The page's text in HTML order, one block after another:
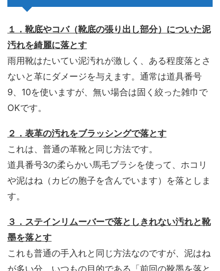
１．靴底やコバ（靴底の張り出し部分）についた泥
汚れを綺麗に落とす
雨用靴はたいてい泥汚れが激しく、ある程度落とさ
ないと革にダメージを与えます。通常は道具番号
9、10を使いますが、無い場合は固く絞った雑巾で
OKです。
２．表革の汚れをブラッシングで落とす
これは、普通の革靴と同じ方法です。
道具番号3の柔らかい馬毛ブラシを使って、ホコリ
や泥はね（カビの胞子を含んでいます）を落としま
す。
３．ステインリムーバーで落としきれない汚れと靴
墨を落とす
これも普通の手入れと同じ方法なのですが、泥はね
が多い分、いつもの目的である「前回の靴墨を落と